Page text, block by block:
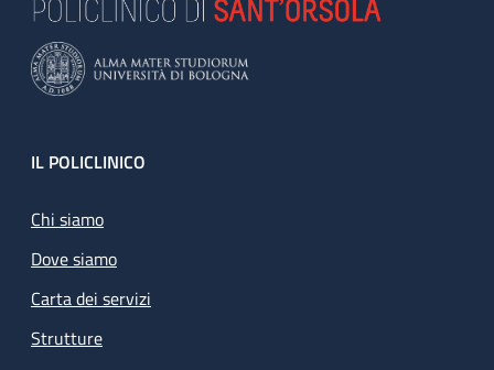
Footer
IL POLICLINICO
Chi siamo
Dove siamo
Carta dei servizi
Strutture